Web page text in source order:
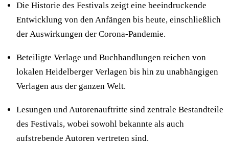
Die Historie des Festivals zeigt eine beeindruckende
Entwicklung von den Anfängen bis heute, einschließlich
der Auswirkungen der Corona-Pandemie.
Beteiligte Verlage und Buchhandlungen reichen von
lokalen Heidelberger Verlagen bis hin zu unabhängigen
Verlagen aus der ganzen Welt.
Lesungen und Autorenauftritte sind zentrale Bestandteile
des Festivals, wobei sowohl bekannte als auch
aufstrebende Autoren vertreten sind.